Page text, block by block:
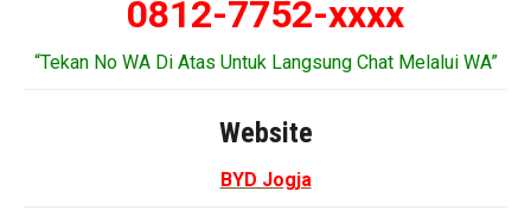
0812-7752-xxxx
“Tekan No WA Di Atas Untuk Langsung Chat Melalui WA”
Website
BYD Jogja